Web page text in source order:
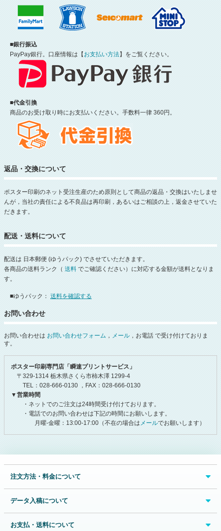
■銀行振込
PayPay銀行。口座情報は【 お支払い方法】をご覧ください。
■代金引換
商品のお受け取り時にお支払いください。手数料一律 360円。
返品・交換について
ポスター印刷のネット受注生産のため原則として商品の返品・交換はいたしませ
んが，当社の責任による不良品は再印刷，あるいはご相談の上，返金させていた
だきます。
配送・送料について
配送は 日本郵便 (ゆうパック) でさせていただきます。
各商品の送料ランク（ 送料 でご確認ください）に対応する金額が送料となりま
す。
■ゆうパック： 送料を確認する
お問い合わせ
お問い合わせは お問い合わせフォーム ， メール ，お電話 で受け付けておりま
す。
ポスター印刷専門店「瞬速プリントサービス」
〒329-1314 栃木県さくら市柿木澤 1299-4
TEL：028-666-0130 ，FAX：028-666-0130
▼営業時間
・ネットでのご注文は24時間受け付けております。
・電話でのお問い合わせは下記の時間にお願いします。
月曜-金曜：13:00-17:00（不在の場合は メールでお願いします）
注文方法・料金について
データ入稿について
お支払・送料について